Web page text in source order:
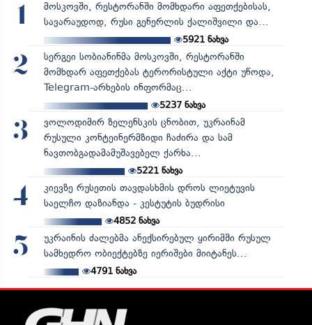
1
მოსკოვში, რესტორანში მომხდარი აფეთქებისას,
სავარაუდოდ, რუსი გენერლის ქალიშვილი და...
5921 ნახვა
2
სერგეი სობიანინმა მოსკოვში, რესტორანში
მომხდარ აფეთქებას ტერორისტული აქტი უწოდა,
Telegram-არხების ინფორმაც...
5237ნახვა
3
ვოლოდიმირ ზელენსკის ცნობით, უკრაინამ
რუსული კონტეინერმზიდი ჩაძირა და სამ
ნავთობგადამამუშავებელ ქარხა...
5221ნახვა
4
კიევზე რუსეთის თავდასხმის დროს ლიეტუვის
საელჩო დაზიანდა - კესტუტის ბუდრისი
4852ნახვა
5
უკრაინის ძალებმა ანექსირებულ ყირიმში რუსულ
სამხედრო ობიექტებზე იერიშები მიიტანეს...
4791ნახვა